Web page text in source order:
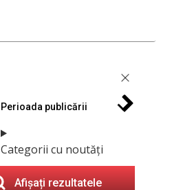
Perioada publicării
Categorii cu noutăți
Afișați rezultatele